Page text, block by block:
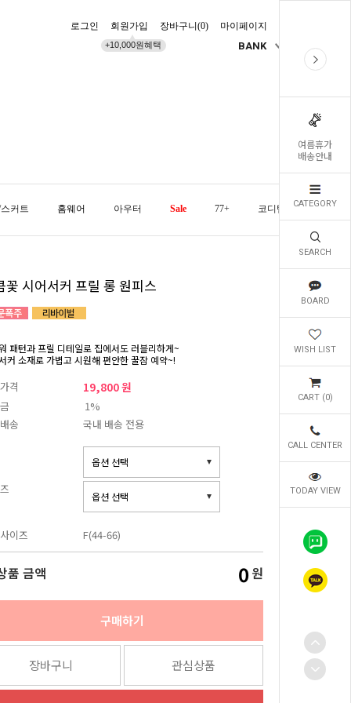
여름휴가
배송안내
CATEGORY
SEARCH
BOARD
WISH LIST
CART (0)
CALL CENTER
TODAY VIEW
로그인 회원가입
+10,000원혜택
장바구니(0) 마이페이지
BANK
커트 홈웨어 아우터 Sale 77+ 코디템 오늘발송
꽃 시어서커 프릴 롱 원피스
패턴과 프릴 디테일로 집에서도 러블리하게~
커 소재로 가볍고 시원해 편안한 꿀잠 예약~!
격 19,800 원
1%
송
국내 배송 전용
이즈 F(44-66)
품 금액 0 원
구매하기
장바구니 관심상품